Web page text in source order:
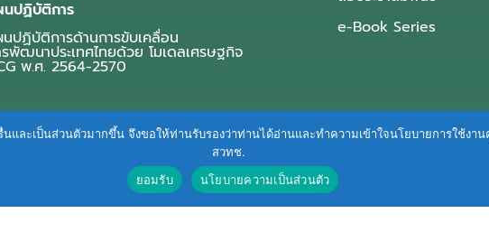
นปฏิบัติการ
นปฏิบัติการด้านการขับเคลื่อน
พัฒนาประเทศไทยด้วย โมเดลเศรษฐกิจ
พ.ศ. 2564-2570
e-Book Series
Terms of Service|Personal Data Protection Policy
นและเป็นส่วนตัวมากขึ้น จึงขอให้ท่านรับรองว่าท่านได้อ่านและทำความเข้าใจนโยบายการใช้
สวทช.
ยอมรับ
นโยบายความเป็นส่วนตัว